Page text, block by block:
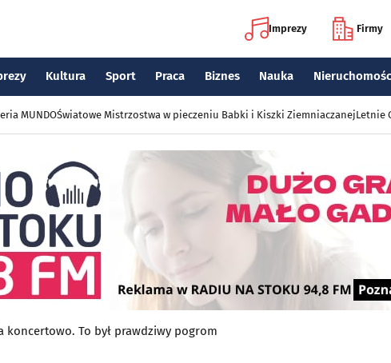
Imprezy Firmy
Kultura Sport Praca Biznes Nauka
MUNDOŚwiatowe Mistrzostwa w pieczeniu Babki i Kiszki ZiemniaczanejLetnie
koncertowo. To był prawdziwy pogrom